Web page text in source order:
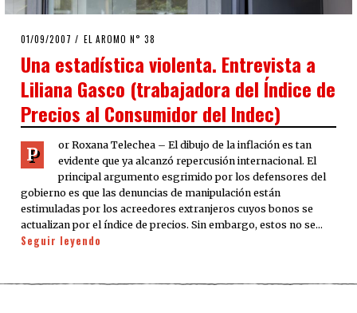
POSTED
01/09/2007 23/03/2020
EL AROMO N° 38
Una estadística violenta. Entrevista a
Liliana Gasco (trabajadora del Índice de
Precios al Consumidor del Indec)
P
or Roxana Telechea – El dibujo de la inflación es tan
evidente que ya alcanzó repercusión internacional. El
principal argumento esgrimido por los defensores del
gobierno es que las denuncias de manipulación están
estimuladas por los acreedores extranjeros cuyos bonos se
actualizan por el índice de precios. Sin embargo, estos no se…
Seguir leyendo